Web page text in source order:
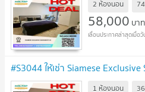
2 ห้องนอน
58,000 บา
#S3044 ให้เช่า Siamese
1 ห้องนอน